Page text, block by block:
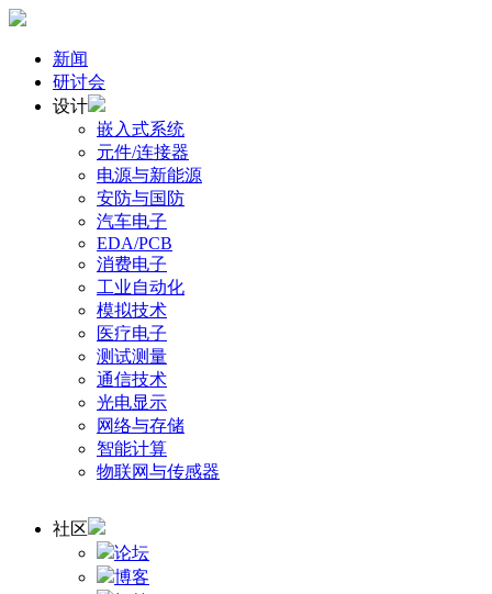
新闻
研讨会
设计
嵌入式系统
元件/连接器
电源与新能源
安防与国防
汽车电子
EDA/PCB
消费电子
工业自动化
模拟技术
医疗电子
测试测量
通信技术
光电显示
网络与存储
智能计算
物联网与传感器
社区
论坛
博客